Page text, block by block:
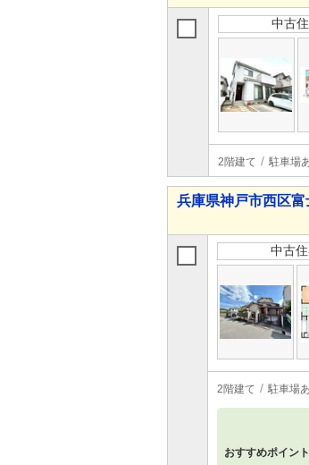
中古
2階建て 駐車場
兵庫県神戸市西区
中古
2階建て 駐車場
おすすめポイント